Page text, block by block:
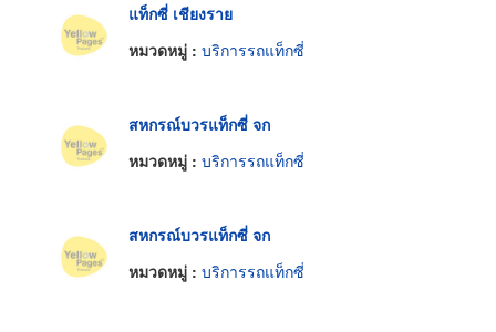
แท็กซี่ เชียงราย
หมวดหมู่ : บริการรถแท็กซี่
สหกรณ์บวรแท็กซี่ จก
หมวดหมู่ : บริการรถแท็กซี่
สหกรณ์บวรแท็กซี่ จก
หมวดหมู่ : บริการรถแท็กซี่